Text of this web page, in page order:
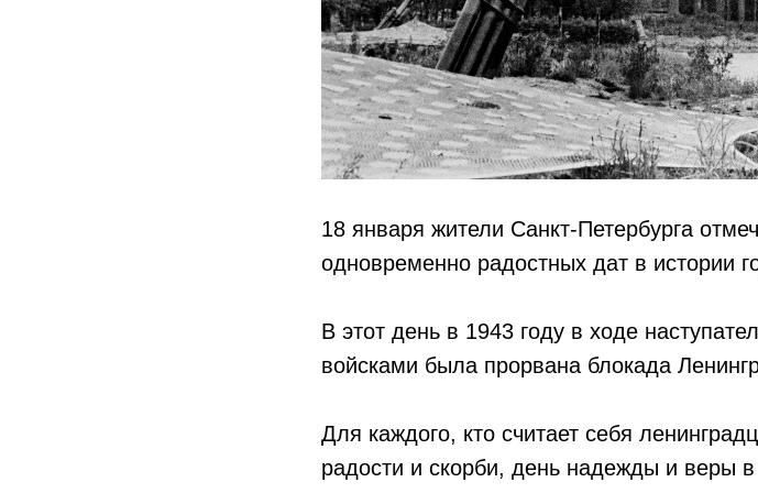
18 января жители Санкт-Петербурга
одновременно радостных дат в истории
В этот день в 1943 году в ходе
войсками была прорвана блокада
Для каждого, кто считает себя
радости и скорби, день надежды и веры в